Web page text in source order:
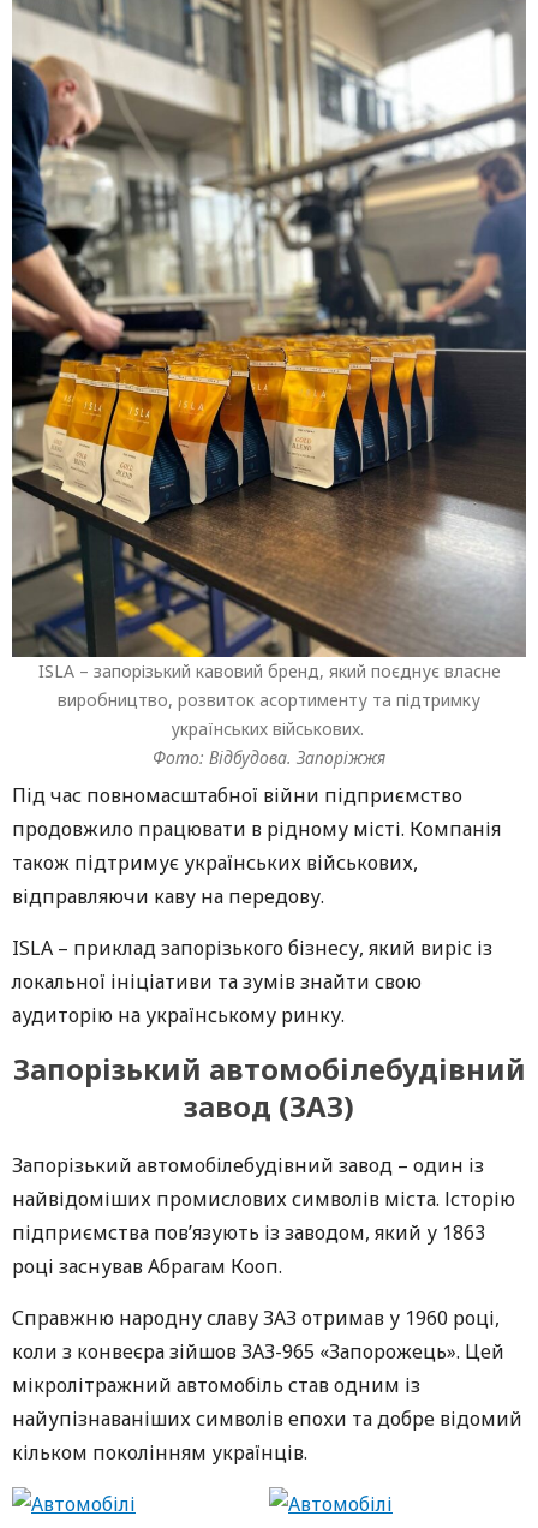
ISLA – запорізький кавовий бренд, який поєднує власне
виробництво, розвиток асортименту та підтримку
українських військових.
Фото: Відбудова. Запоріжжя
Під час повномасштабної війни підприємство
продовжило працювати в рідному місті. Компанія
також підтримує українських військових,
відправляючи каву на передову.
ISLA – приклад запорізького бізнесу, який виріс із
локальної ініціативи та зумів знайти свою
аудиторію на українському ринку.
Запорізький автомобілебудівний
завод (ЗАЗ)
Запорізький автомобілебудівний завод – один із
найвідоміших промислових символів міста. Історію
підприємства пов’язують із заводом, який у 1863
році заснував Абрагам Кооп.
Справжню народну славу ЗАЗ отримав у 1960 році,
коли з конвеєра зійшов ЗАЗ-965 «Запорожець». Цей
мікролітражний автомобіль став одним із
найупізнаваніших символів епохи та добре відомий
кільком поколінням українців.